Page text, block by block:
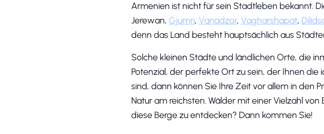
Armenien ist nicht für sein Stadtleben bekannt.
Jerewan, Gjumri, Vanadzor, Vagharshapat,
denn das Land besteht hauptsächlich aus
Solche kleinen Städte und ländlichen Orte, die
Potenzial, der perfekte Ort zu sein, der Ihnen die
sind, dann können Sie Ihre Zeit vor allem in den
Natur am reichsten. Wälder mit einer Vielzahl
diese Berge zu entdecken? Dann kommen Sie!